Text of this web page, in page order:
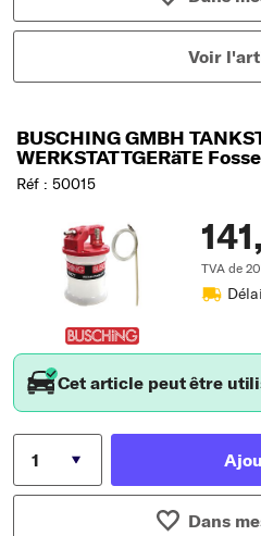
Voir
BUSCHING GMBH
WERKSTATTGERäTE
Réf : 50015
TVA de
Cet article peut être
Dans